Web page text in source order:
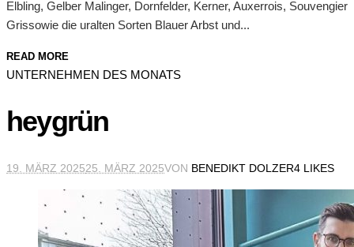
Elbling, Gelber Malinger, Dornfelder, Kerner, Auxerrois, Souvengier
Grissowie die uralten Sorten Blauer Arbst und...
READ MORE
UNTERNEHMEN DES MONATS
heygrün
19. MÄRZ 202525. MÄRZ 2025VON BENEDIKT DOLZER4 LIKES